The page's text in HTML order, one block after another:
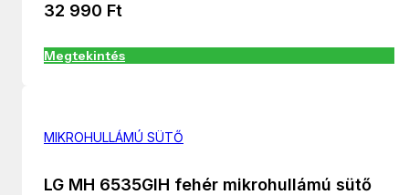
32 990 Ft
Megtekintés
MIKROHULLÁMÚ SÜTŐ
LG MH 6535GIH fehér mikrohullámú sütő